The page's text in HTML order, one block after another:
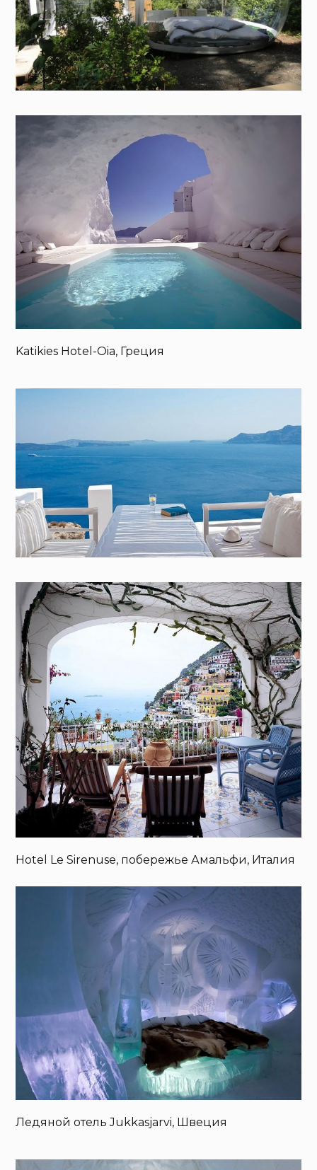
Katikies Hotel-Oia, Греция
Hotel Le Sirenuse, побережье Амальфи, Италия
Ледяной отель Jukkasjarvi, Швеция